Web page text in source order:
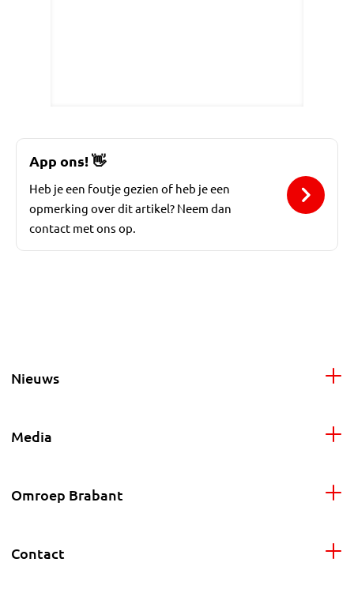
App ons!👋
Heb je een foutje gezien of heb je een
opmerking over dit artikel? Neem dan
contact met ons op.
Nieuws
Media
Omroep Brabant
Contact